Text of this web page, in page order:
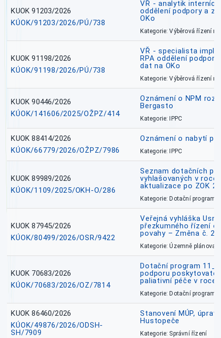
KUOK 91203/2026
KÚOK/91203/2026/PÚ/738
VŘ - analytik
oddělení podpory a
OKo
Kategorie: Výběrová řízení
KUOK 91198/2026
KÚOK/91198/2026/PÚ/738
VŘ - specialista
RPA oddělení
dat na OKo
Kategorie: Výběrová řízení
KUOK 90446/2026
KÚOK/141606/2025/OŽPZ/414
Oznámení o NPM
Bergasto
Kategorie: IPPC
KUOK 88414/2026
KÚOK/66779/2026/OŽPZ/7986
Oznámení o nabytí
Kategorie: IPPC
KUOK 89989/2026
KÚOK/1109/2025/OKH-O/286
Seznam dotačních
vyhlašovaných v roce
aktualizace po ZOK
Kategorie: Dotační
KUOK 87945/2026
KÚOK/80499/2026/OSR/9422
Veřejná vyhláška
přezkumného řízení
povahy – Změna č. 2
Kategorie: Územně
KUOK 70683/2026
KÚOK/70683/2026/OZ/7814
Dotační program
podporu
paliativní péče v roce
Kategorie: Dotační
KUOK 86460/2026
KÚOK/49876/2026/ODSH-
SH/7909
Stanovení MÚP,
Hustopeče
Kategorie: Správní řízení